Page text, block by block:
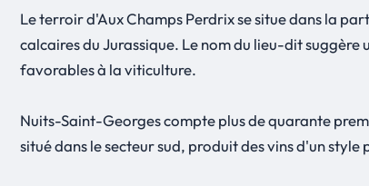
Le terroir d'Aux Champs Perdrix se situe dans la
calcaires du Jurassique. Le nom du lieu-dit
favorables à la viticulture.
Nuits-Saint-Georges compte plus de quarante
situé dans le secteur sud, produit des vins d'un